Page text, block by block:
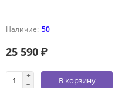
50
25 590 ₽
В корзину